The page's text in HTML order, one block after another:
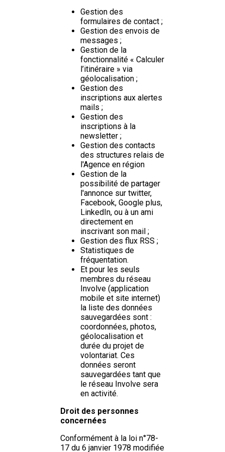
Gestion des
formulaires de contact ;
Gestion des envois de
messages ;
Gestion de la
fonctionnalité « Calculer
l’itinéraire » via
géolocalisation ;
Gestion des
inscriptions aux alertes
mails ;
Gestion des
inscriptions à la
newsletter ;
Gestion des contacts
des structures relais de
l'Agence en région
Gestion de la
possibilité de partager
l'annonce sur twitter,
Facebook, Google plus,
LinkedIn, ou à un ami
directement en
inscrivant son mail ;
Gestion des flux RSS ;
Statistiques de
fréquentation.
Et pour les seuls
membres du réseau
Involve (application
mobile et site internet)
la liste des données
sauvegardées sont :
coordonnées, photos,
géolocalisation et
durée du projet de
volontariat. Ces
données seront
sauvegardées tant que
le réseau Involve sera
en activité.
Droit des personnes
concernées
Conformément à la loi n°78-
17 du 6 janvier 1978 modifiée